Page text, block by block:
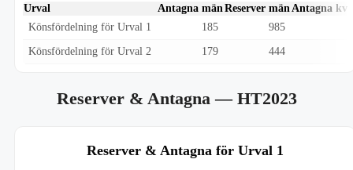
Urval Antagna män Reserver män Antagna
Könsfördelning för Urval 1
185 985
Könsfördelning för Urval 2 179 444
Reserver & Antagna— HT2023
Reserver & Antagna för Urval 1